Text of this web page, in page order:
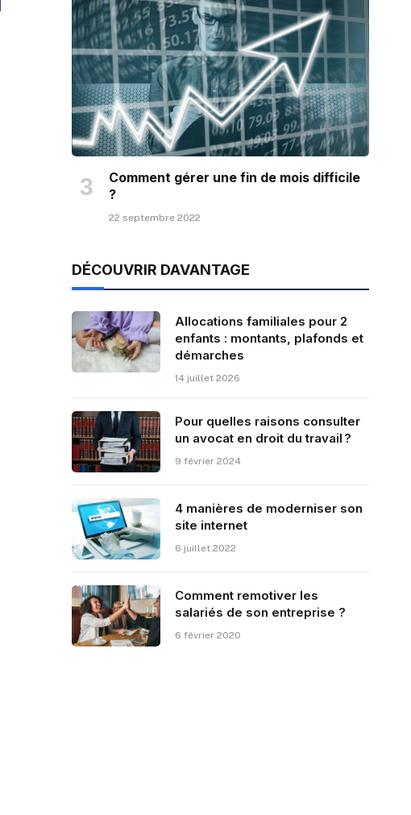
Comment gérer une fin de mois difficile
?
22 septembre 2022
DÉCOUVRIR DAVANTAGE
Allocations familiales pour 2
enfants : montants, plafonds et
démarches
14 juillet 2026
Pour quelles raisons consulter
un avocat en droit du travail ?
9 février 2024
4 manières de moderniser son
site internet
6 juillet 2022
Comment remotiver les
salariés de son entreprise ?
6 février 2020